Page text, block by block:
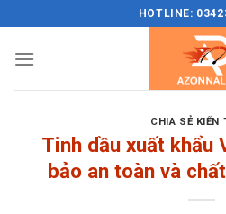
content
HOTLINE:
CHIA SẺ KIẾN
Tinh dầu xuất khẩu
bảo an toàn và